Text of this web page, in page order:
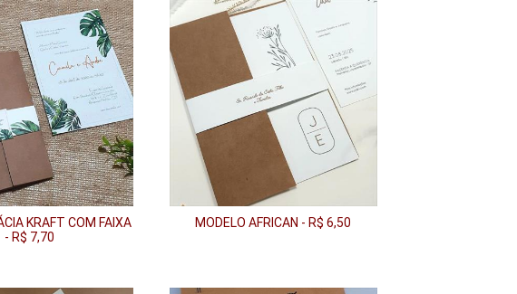
KRAFT COM FAIXA
- R$ 7,70
MODELO AFRICAN - R$ 6,50